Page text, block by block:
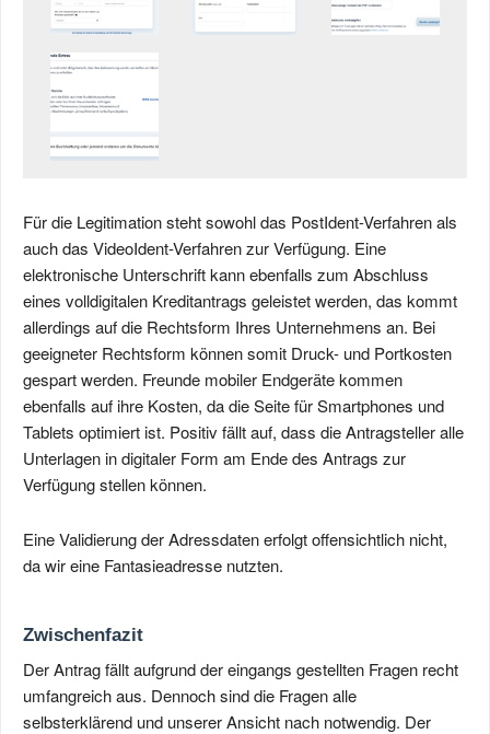
Für die Legitimation steht sowohl das PostIdent-Verfahren als
auch das VideoIdent-Verfahren zur Verfügung. Eine
elektronische Unterschrift kann ebenfalls zum Abschluss
eines volldigitalen Kreditantrags geleistet werden, das kommt
allerdings auf die Rechtsform Ihres Unternehmens an. Bei
geeigneter Rechtsform können somit Druck- und Portkosten
gespart werden. Freunde mobiler Endgeräte kommen
ebenfalls auf ihre Kosten, da die Seite für Smartphones und
Tablets optimiert ist. Positiv fällt auf, dass die Antragsteller alle
Unterlagen in digitaler Form am Ende des Antrags zur
Verfügung stellen können.
Eine Validierung der Adressdaten erfolgt offensichtlich nicht,
da wir eine Fantasieadresse nutzten.
Zwischenfazit
Der Antrag fällt aufgrund der eingangs gestellten Fragen recht
umfangreich aus. Dennoch sind die Fragen alle
selbsterklärend und unserer Ansicht nach notwendig. Der